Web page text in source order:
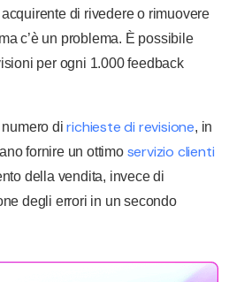
di rivedere o rimuovere
c’è un problema. È possibile
per ogni 1.000 feedback
numero di richieste di revisione, in
fornire un ottimo servizio clienti
della vendita, invece di
degli errori in un secondo